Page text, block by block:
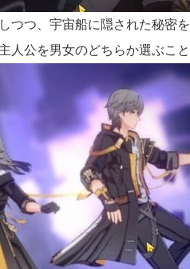
つ、宇宙船に隠された秘密
公を男女のどちらか選ぶこと